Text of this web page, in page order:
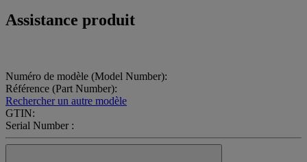
Assistance produit
Numéro de modèle (Model Number):
Référence (Part Number):
Rechercher un autre modèle
GTIN:
Serial Number :